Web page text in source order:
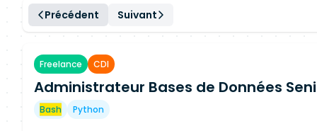
Précédent Suivant
Freelance CDI
Administrateur Bases de Données
Bash Python